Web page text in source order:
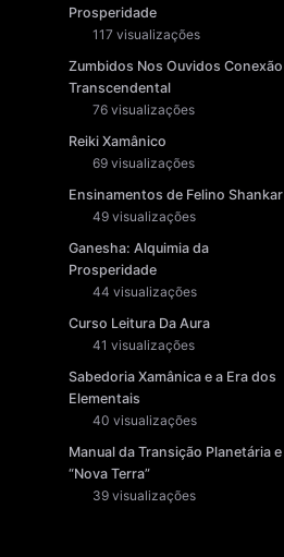
Prosperidade
117 visualizações
Zumbidos Nos Ouvidos Conexão
Transcendental
76 visualizações
Reiki Xamânico
69 visualizações
Ensinamentos de Felino Shankar
49 visualizações
Ganesha: Alquimia da
Prosperidade
44 visualizações
Curso Leitura Da Aura
41 visualizações
Sabedoria Xamânica e a Era dos
Elementais
40 visualizações
Manual da Transição Planetária e
“Nova Terra”
39 visualizações